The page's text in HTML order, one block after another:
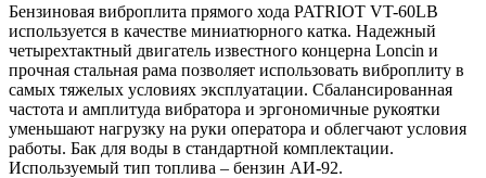
Бензиновая виброплита прямого хода PATRIOT VT-60LB
используется в качестве миниатюрного катка. Надежный
четырехтактный двигатель известного концерна Loncin и
прочная стальная рама позволяет использовать виброплиту в
самых тяжелых условиях эксплуатации. Сбалансированная
частота и амплитуда вибратора и эргономичные рукоятки
уменьшают нагрузку на руки оператора и облегчают условия
работы. Бак для воды в стандартной комплектации.
Используемый тип топлива – бензин АИ-92.